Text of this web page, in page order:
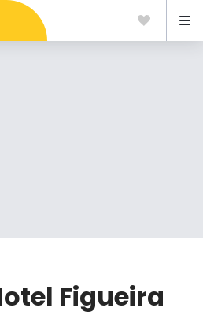
Figueira